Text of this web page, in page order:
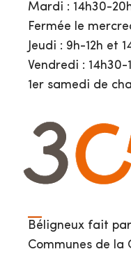
Mardi : 14h30-
Fermée le
Jeudi : 9h-12h et
Vendredi : 14h30-
1er samedi de
Béligneux fait
Communes de la